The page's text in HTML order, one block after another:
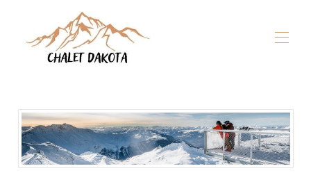
Nos chalets ▾
La Plagne ▾
Hiver ▾